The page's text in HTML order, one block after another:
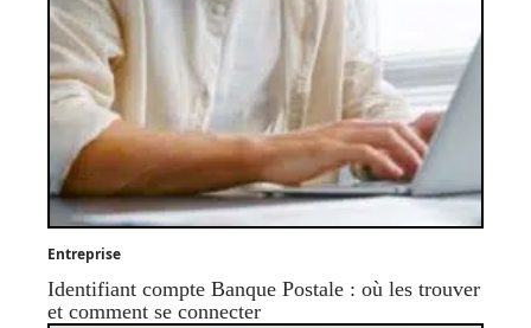
Entreprise
Identifiant compte Banque Postale : où les trouver
et comment se connecter